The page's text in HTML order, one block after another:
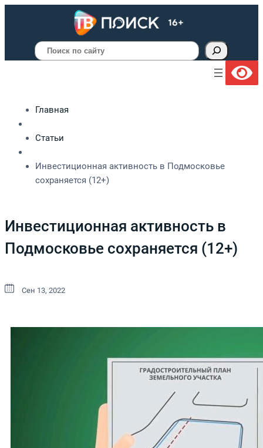
Поиск
Главная
Статьи
Инвестиционная активность в Подмосковье
сохраняется (12+)
Инвестиционная активность в
Подмосковье сохраняется (12+)
Сен 13, 2022